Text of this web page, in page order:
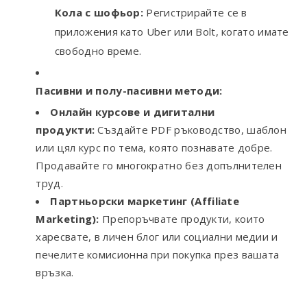
Кола с шофьор: Регистрирайте се в
приложения като Uber или Bolt, когато имате
свободно време.
Пасивни и полу-пасивни методи:
Онлайн курсове и дигитални
продукти: Създайте PDF ръководство, шаблон
или цял курс по тема, която познавате добре.
Продавайте го многократно без допълнителен
труд.
Партньорски маркетинг (Affiliate
Marketing): Препоръчвате продукти, които
харесвате, в личен блог или социални медии и
печелите комисионна при покупка през вашата
връзка.